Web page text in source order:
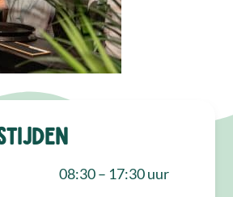
08:30 – 17:30 uur